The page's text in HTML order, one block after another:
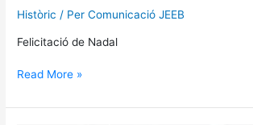
Històric / Per Comunicació JEEB
Felicitació de Nadal
Read More »